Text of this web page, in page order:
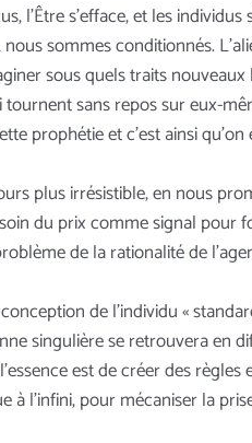
l’Être s'efface, et les
sommes conditionnés.
sous quels traits
sans repos sur eux-
prophétie et c’est ainsi
plus irrésistible, en nous
du prix comme signal pour
de la rationalité de
de l’individu «
singulière se retrouvera en
est de créer des
à l'infini, pour mécaniser la